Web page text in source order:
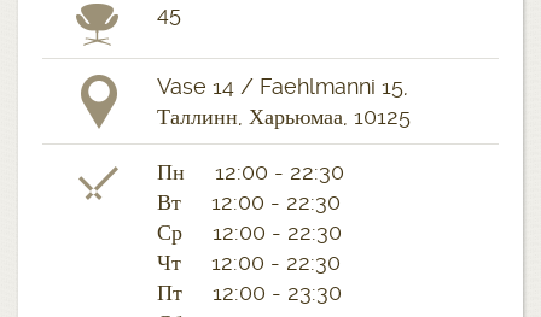
45
Vase 14 / Faehlmanni 15,
Таллинн, Харьюмаа, 10125
Пн 12:00 - 22:30
Вт 12:00 - 22:30
Ср 12:00 - 22:30
Чт 12:00 - 22:30
Пт 12:00 - 23:30